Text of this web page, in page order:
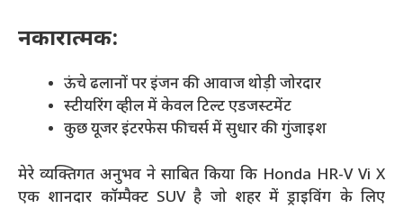
नकारात्मक:
ऊंचे ढलानों पर इंजन की आवाज थोड़ी जोरदार
स्टीयरिंग व्हील में केवल टिल्ट एडजस्टमेंट
कुछ यूजर इंटरफेस फीचर्स में सुधार की गुंजाइश
मेरे व्यक्तिगत अनुभव ने साबित किया कि Honda HR-V Vi X
एक शानदार कॉम्पैक्ट SUV है जो शहर में ड्राइविंग के लिए